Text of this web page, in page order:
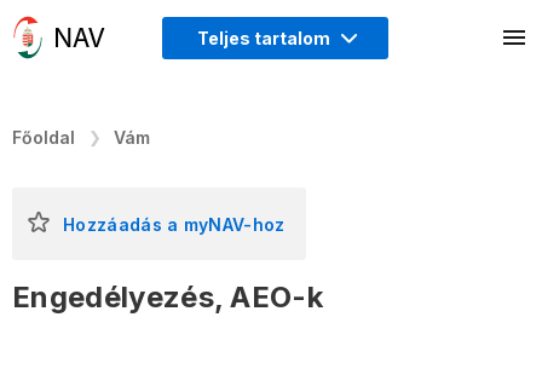
Teljes tartalom
Főoldal Vám
Engedélyezés, AEO-k
Hozzáadás a myNAV-hoz